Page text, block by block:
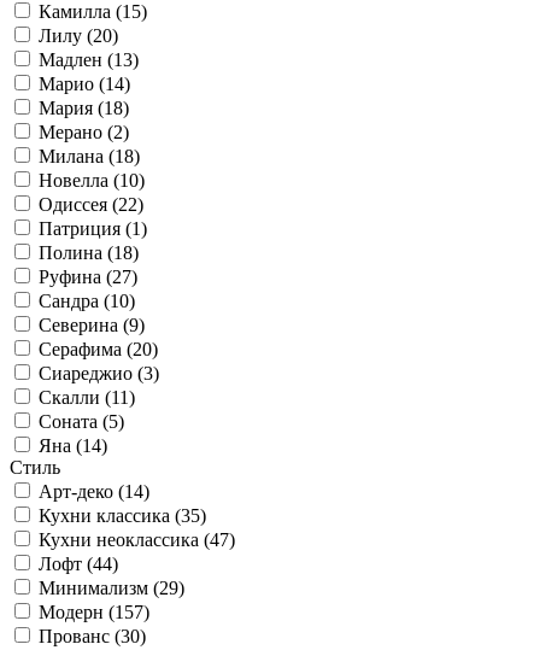
Камилла (15)
Лилу (20)
Мадлен (13)
Марио (14)
Мария (18)
Мерано (2)
Милана (18)
Новелла (10)
Одиссея (22)
Патриция (1)
Полина (18)
Руфина (27)
Сандра (10)
Северина (9)
Серафима (20)
Сиареджио (3)
Скалли (11)
Соната (5)
Яна (14)
Стиль
Арт-деко (14)
Кухни классика (35)
Кухни неоклассика (47)
Лофт (44)
Минимализм (29)
Модерн (157)
Прованс (30)